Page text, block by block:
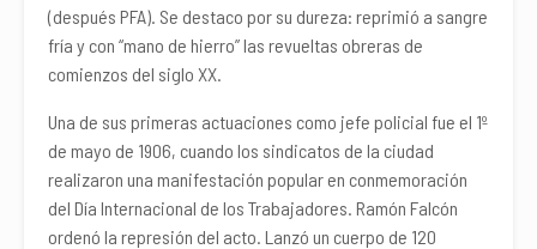
(después PFA). Se destaco por su dureza: reprimió a sangre
fría y con “mano de hierro” las revueltas obreras de
comienzos del siglo XX.
Una de sus primeras actuaciones como jefe policial fue el 1º
de mayo de 1906, cuando los sindicatos de la ciudad
realizaron una manifestación popular en conmemoración
del Día Internacional de los Trabajadores. Ramón Falcón
ordenó la represión del acto. Lanzó un cuerpo de 120